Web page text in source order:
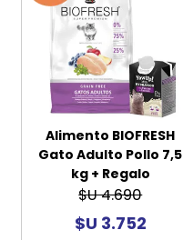
Alimento BIOFRESH
Gato Adulto Pollo 7,5
kg + Regalo
$U 4.690
$U 3.752